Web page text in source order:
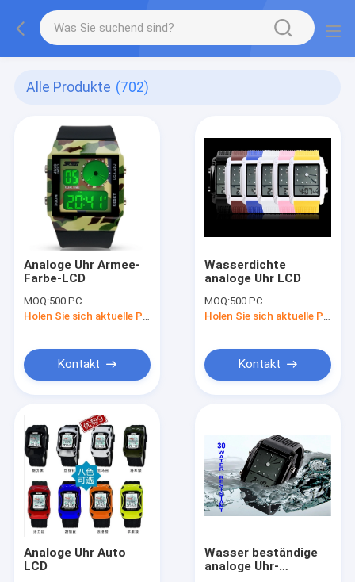
Alle Produkte (702)
Analoge Uhr Armee-
Farbe-LCD
MOQ:500 PC
Holen Sie sich aktuelle Preis
Kontakt
Wasserdichte
analoge Uhr LCD
MOQ:500 PC
Holen Sie sich aktuelle Preis
Kontakt
Analoge Uhr Auto
LCD
Wasser beständige
analoge Uhr-